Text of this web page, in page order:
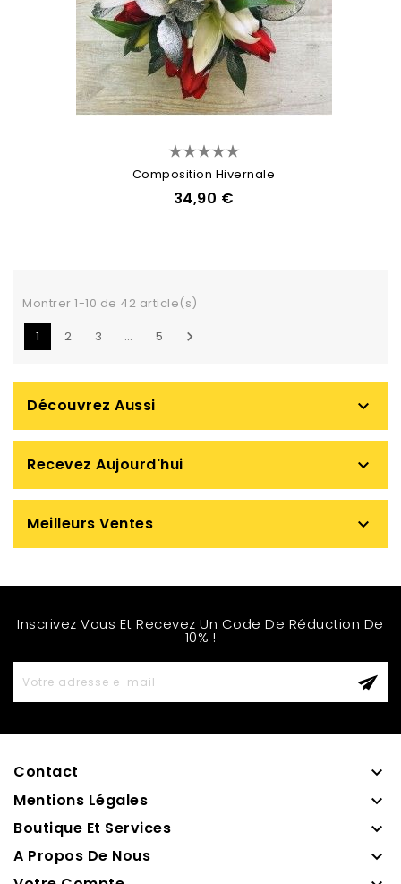
Composition Hivernale
34,90 €
Montrer 1-10 de 42 article(s)
1
2 3 … 5 
Découvrez Aussi 
Recevez Aujourd'hui 
Meilleurs Ventes 
Inscrivez Vous Et Recevez Un Code De Réduction De
10% !
Contact 
Mentions Légales 
Boutique Et Services 
A Propos De Nous 